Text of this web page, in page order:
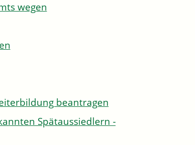
wegen
beantragen
Spätaussiedlern -